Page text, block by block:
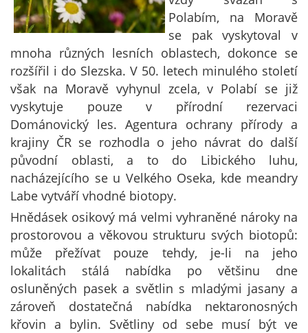
Polabím, na Moravě
se pak vyskytoval v
mnoha různých lesních oblastech, dokonce se
rozšířil i do Slezska. V 50. letech minulého století
však na Moravě vyhynul zcela, v Polabí se již
vyskytuje pouze v přírodní rezervaci
Dománovický les. Agentura ochrany přírody a
krajiny ČR se rozhodla o jeho návrat do další
původní oblasti, a to do Libického luhu,
nacházejícího se u Velkého Oseka, kde meandry
Labe vytváří vhodné biotopy.
Hnědásek osikový má velmi vyhraněné nároky na
prostorovou a věkovou strukturu svých biotopů:
může přežívat pouze tehdy, je-li na jeho
lokalitách stálá nabídka po většinu dne
osluněných pasek a světlin s mladými jasany a
zároveň dostatečná nabídka nektaronosných
křovin a bylin. Světliny od sebe musí být ve